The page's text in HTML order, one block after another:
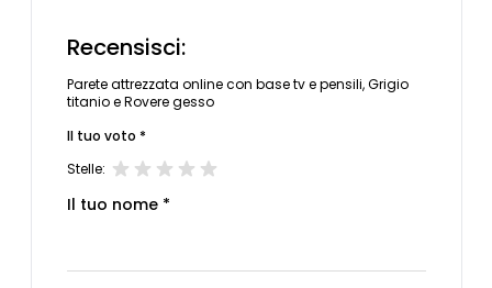
Recensisci:
Parete attrezzata online con base tv e pensili, Grigio
titanio e Rovere gesso
Il tuo voto *
Stelle:
Il tuo nome *